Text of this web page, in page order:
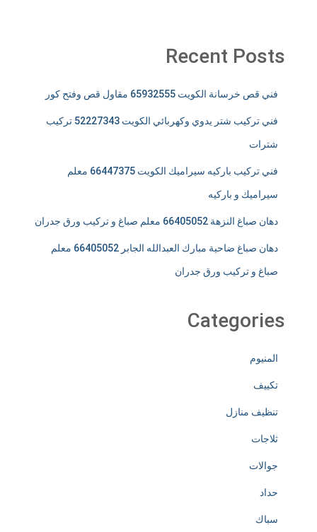
Recent Posts
فني قص خرسانة الكويت 65932555 مقاول قص وفتح كور
فني تركيب شتر يدوي وكهربائي الكويت 52227343 تركيب
شترات
فني تركيب باركيه سيراميك الكويت 66447375 معلم
سيراميك و باركيه
دهان صباغ النزهة 66405052 معلم صباغ و تركيب ورق جدران
دهان صباغ ضاحية مبارك العبدالله الجابر 66405052 معلم
صباغ و تركيب ورق جدران
Categories
المنيوم
تكييف
تنظيف منازل
ثلاجات
جوالات
حداد
سباك